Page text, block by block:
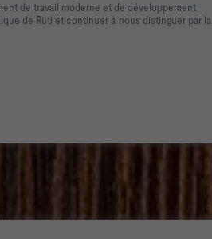
de travail moderne et de développement
de Rüti et continuer à nous distinguer par la